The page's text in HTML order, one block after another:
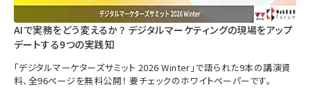
AIで実務をどう変えるか？ デジタルマーケティングの現場をアップ
デートする9つの実践知
「デジタルマーケターズサミット 2026 Winter」で語られた9本の講演資
料、全96ページを無料公開！ 要チェックのホワイトペーパーです。